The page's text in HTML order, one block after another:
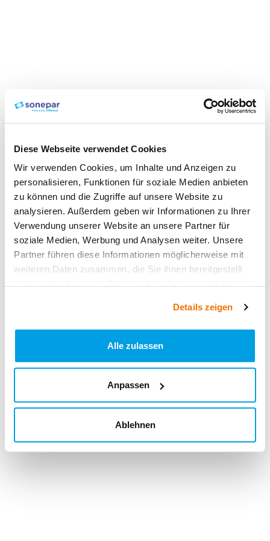
Diese Webseite verwendet Cookies
Wir verwenden Cookies, um Inhalte und Anzeigen zu
personalisieren, Funktionen für soziale Medien anbieten
zu können und die Zugriffe auf unsere Website zu
analysieren. Außerdem geben wir Informationen zu Ihrer
Verwendung unserer Website an unsere Partner für
soziale Medien, Werbung und Analysen weiter. Unsere
Partner führen diese Informationen möglicherweise mit
weiteren Daten zusammen, die Sie ihnen bereitgestellt
Details zeigen
Alle zulassen
Anpassen
Ablehnen